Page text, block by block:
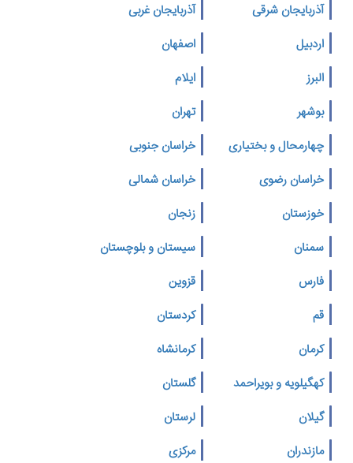
آذربایجان شرقی
آذربایجان غربی
اردبیل
اصفهان
البرز
ایلام
بوشهر
تهران
چهارمحال و بختیاری
خراسان جنوبی
خراسان رضوی
خراسان شمالی
خوزستان
زنجان
سمنان
سیستان و بلوچستان
فارس
قزوین
قم
کردستان
کرمان
کرمانشاه
کهگیلویه و بویراحمد
گلستان
گیلان
لرستان
مازندران
مرکزی